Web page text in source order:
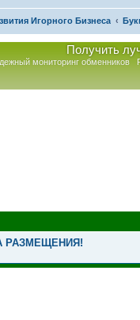
Игорного Бизнеса
Получить
мониторинг обменников
РАЗМЕЩЕНИЯ!